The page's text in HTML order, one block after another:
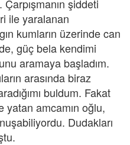
şiddeti
ile yaralanan
kumların üzerinde can
güç bela kendimi
aramaya başladım.
arasında biraz
buldum. Fakat
yatan amcamın oğlu,
Dudakları